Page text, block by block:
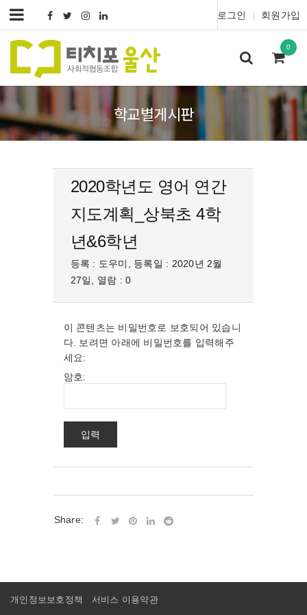
로그인 회원가입
0
학교별게시판
2020학년도 영어 연간
지도계획_상북초 4학
년&6학년
등록 : 도우미, 등록일 : 2020년 2월
27일, 열람 : 0
이 콘텐츠는 비밀번호로 보호되어 있습니
다. 보려면 아래에 비밀번호를 입력해주
세요:
암호:
Share:
개인정보보호정책 서비스 이용약관